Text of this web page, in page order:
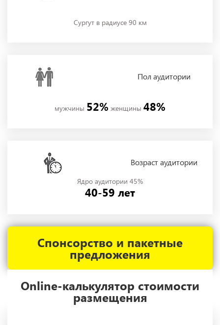
Сургут в радиусе 90 км
Полаудитории
мужчины 52% женщины 48%
Возраст аудитории
Ядро аудитории 45%
40-59 лет
Online-калькулятор стоимости
размещения
Спонсорство и пакетные
предложения